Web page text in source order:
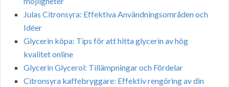
Julas Citronsyra: Effektiva Användningsområden och
Idéer
Glycerin köpa: Tips för att hitta glycerin av hög
kvalitet online
Glycerin Glycerol: Tillämpningar och Fördelar
Citronsyra kaffebryggare: Effektiv rengöring av din